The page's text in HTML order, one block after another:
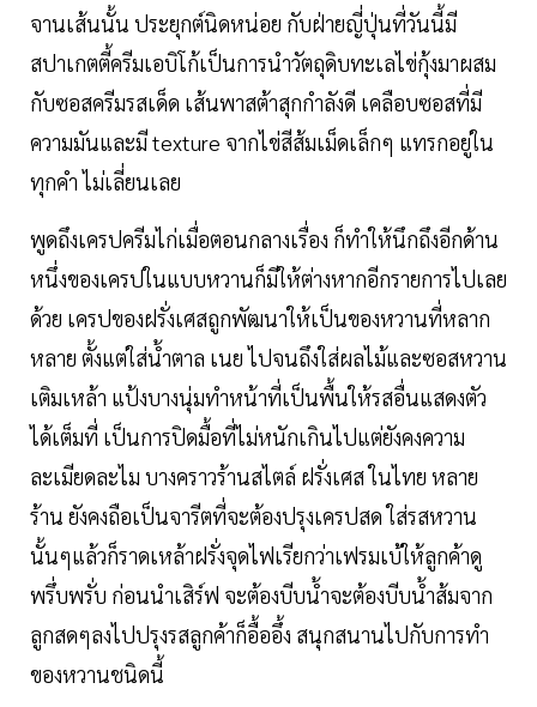
จานเส้นนั้น ประยุกต์นิดหน่อย กับฝ่ายญี่ปุ่นที่วันนี้มี
สปาเกตตี้ครีมเอบิโก้เป็นการนำวัตถุดิบทะเลไข่กุ้งมาผสม
กับซอสครีมรสเด็ด เส้นพาสต้าสุกกำลังดี เคลือบซอสที่มี
ความมันและมี texture จากไข่สีส้มเม็ดเล็กๆ แทรกอยู่ใน
ทุกคำ ไม่เลี่ยนเลย
พูดถึงเครปครีมไก่เมื่อตอนกลางเรื่อง ก็ทำให้นึกถึงอีกด้าน
หนึ่งของเครปในแบบหวานก็มีให้ต่างหากอีกรายการไปเลย
ด้วย เครปของฝรั่งเศสถูกพัฒนาให้เป็นของหวานที่หลาก
หลาย ตั้งแต่ใส่น้ำตาล เนย ไปจนถึงใส่ผลไม้และซอสหวาน
เติมเหล้า แป้งบางนุ่มทำหน้าที่เป็นพื้นให้รสอื่นแสดงตัว
ได้เต็มที่ เป็นการปิดมื้อที่ไม่หนักเกินไปแต่ยังคงความ
ละเมียดละไม บางคราวร้านสไตล์ ฝรั่งเศส ในไทย หลาย
ร้าน ยังคงถือเป็นจารีตที่จะต้องปรุงเครปสด ใส่รสหวาน
นั้นๆแล้วก็ราดเหล้าฝรั่งจุดไฟเรียกว่าเฟรมเบ้ให้ลูกค้าดู
พรึ่บพรั่บ ก่อนนำเสิร์ฟ จะต้องบีบน้ำจะต้องบีบน้ำส้มจาก
ลูกสดๆลงไปปรุงรสลูกค้าก็อื้ออึ้ง สนุกสนานไปกับการทำ
ของหวานชนิดนี้